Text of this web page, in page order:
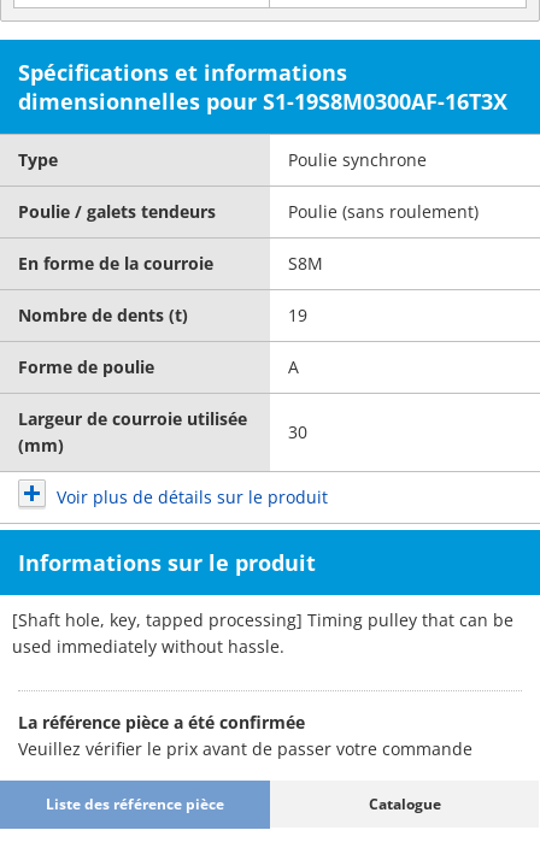
Spécifications et informations
dimensionnelles pour S1-19S8M0300AF-16T3X
Type Poulie synchrone
Poulie / galets tendeurs Poulie (sans roulement)
En forme de la courroie S8M
Nombre de dents (t) 19
Forme de poulie A
Largeur de courroie utilisée
(mm)
30
Voir plus de détails sur le produit
Informations sur le produit
[Shaft hole, key, tapped processing] Timing pulley that can be
used immediately without hassle.
La référence pièce a été confirmée
Veuillez vérifier le prix avant de passer votre commande
Liste des référence pièce Catalogue